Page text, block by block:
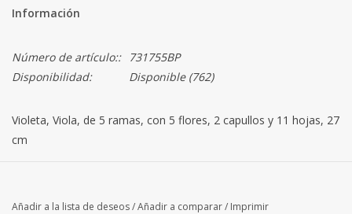
Información
Número de artículo::
731755BP
Disponibilidad:
Disponible(762)
Violeta, Viola, de 5 ramas, con 5 flores, 2 capullos y 11 hojas, 27
cm
Añadir a la lista de deseos/Añadir a comparar/ Imprimir